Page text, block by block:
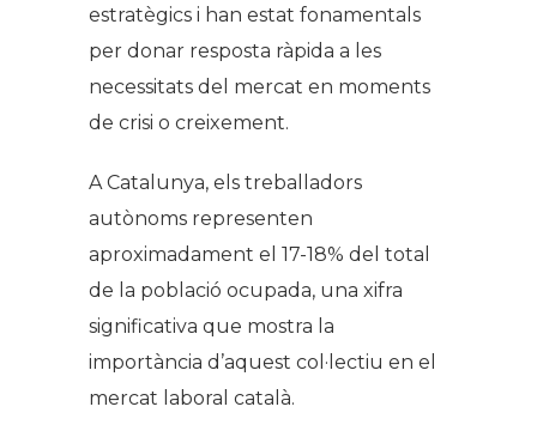
estratègics i han estat fonamentals
per donar resposta ràpida a les
necessitats del mercat en moments
de crisi o creixement.
A Catalunya, els treballadors
autònoms representen
aproximadament el 17-18% del total
de la població ocupada, una xifra
significativa que mostra la
importància d’aquest col·lectiu en el
mercat laboral català.